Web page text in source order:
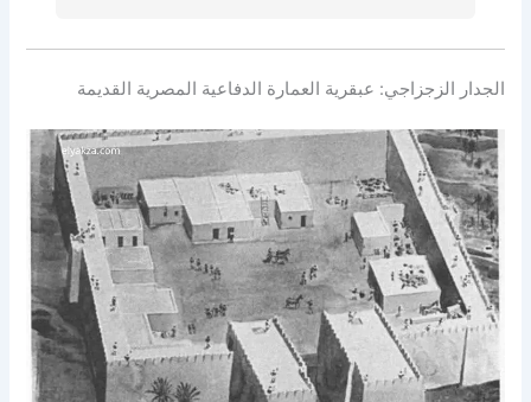
الجدار الزجزاجي: عبقرية العمارة الدفاعية المصرية القديمة